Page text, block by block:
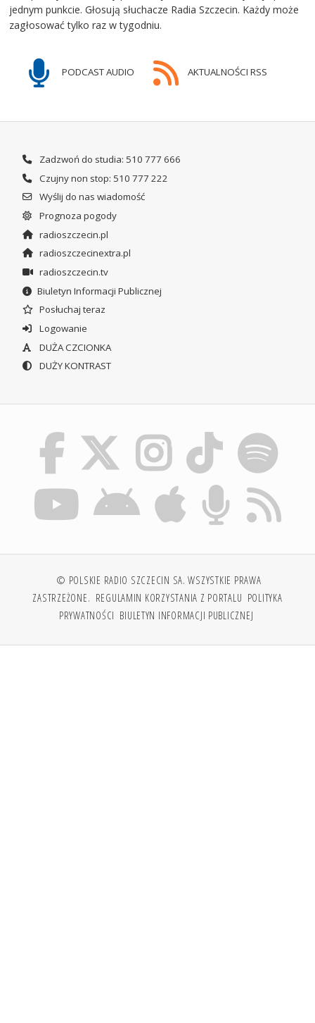
jednym punkcie. Głosują słuchacze Radia Szczecin. Każdy może
zagłosować tylko raz w tygodniu.
PODCAST AUDIO AKTUALNOŚCI RSS
Zadzwoń do studia: 510 777 666
Czujny non stop: 510 777 222
Wyślij do nas wiadomość
Prognoza pogody
radioszczecin.pl
radioszczecinextra.pl
radioszczecin.tv
Biuletyn Informacji Publicznej
Posłuchaj teraz
Logowanie
DUŻA CZCIONKA
DUŻY KONTRAST
© POLSKIE RADIO SZCZECIN SA. WSZYSTKIE PRAWA
ZASTRZEŻONE. REGULAMIN KORZYSTANIA Z PORTALU POLITYKA
PRYWATNOŚCI BIULETYN INFORMACJI PUBLICZNEJ